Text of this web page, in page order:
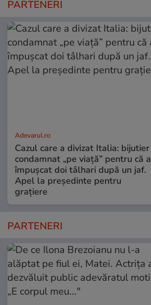
PARTENERI
Adevarul.ro
Cazul care a divizat Italia: bijutier
condamnat „pe viață” pentru că a
împușcat doi tâlhari după un jaf.
Apel la președinte pentru
graţiere
PARTENERI